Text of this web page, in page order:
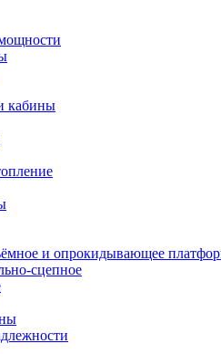
кабины
и опрокидывающее
сцепное